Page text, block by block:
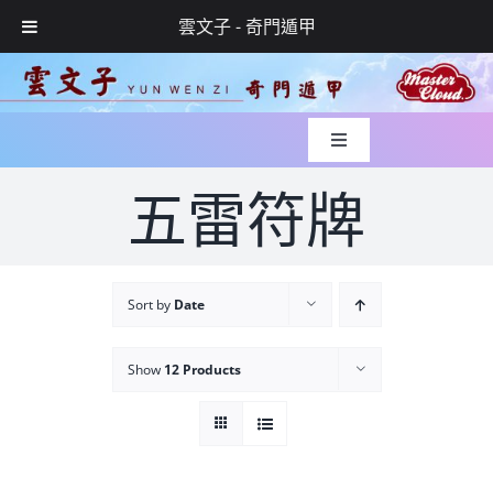
雲文子 - 奇門遁甲
Skip
to
Toggle
Navigation
入世緣起
玄學服務
五雷符牌
Sort by Date
Show 12 Products